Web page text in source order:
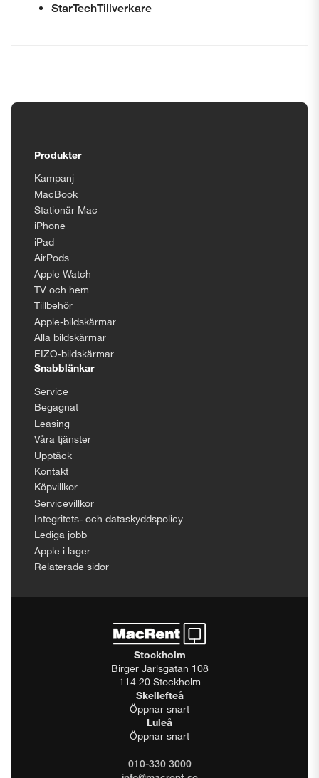
StarTechTillverkare
Produkter
Kampanj
MacBook
Stationär Mac
iPhone
iPad
AirPods
Apple Watch
TV och hem
Tillbehör
Apple-bildskärmar
Alla bildskärmar
EIZO-bildskärmar
Snabblänkar
Service
Begagnat
Leasing
Våra tjänster
Upptäck
Kontakt
Köpvillkor
Servicevillkor
Integritets- och dataskyddspolicy
Lediga jobb
Apple i lager
Relaterade sidor
Stockholm
Birger Jarlsgatan 108
114 20 Stockholm
Skellefteå
Öppnar snart
Luleå
Öppnar snart
010-330 3000